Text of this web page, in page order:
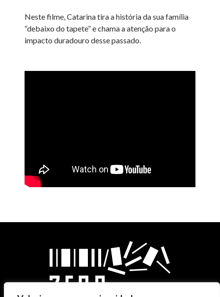
Neste filme, Catarina tira a história da sua família
“debaixo do tapete” e chama a atenção para o
impacto duradouro desse passado.